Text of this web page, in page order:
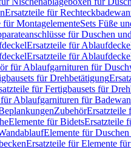
Ersatzteile für
für MontagelementeSets Füße
für Duschen
Ersatzteile für
Ersatzteile für
für Ablaufgarnituren für
für Drehbetätigung
für Fertigbausets für
Ablaufgarnituren für
ZubehörErsatzteile
Elemente für BidetsErsatzteile
Elemente für
Ersatzteile für Elemente